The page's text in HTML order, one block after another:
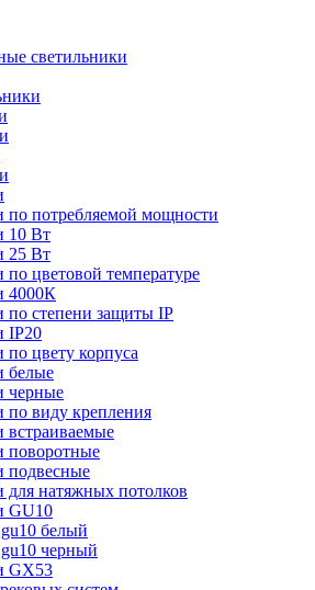
светильники
по потребляемой мощности
10 Вт
25 Вт
по цветовой температуре
4000К
по степени защиты IP
IP20
по цвету корпуса
белые
черные
по виду крепления
встраиваемые
поворотные
подвесные
для натяжных потолков
GU10
белый
черный
GX53